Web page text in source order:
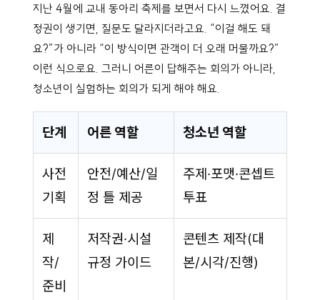
지난 4월에 교내 동아리 축제를 보면서 다시 느꼈어요. 결
정권이 생기면, 질문도 달라지더라고요. “이걸 해도 돼
요?”가 아니라 “이 방식이면 관객이 더 오래 머물까요?”
이런 식으로요. 그러니 어른이 답해주는 회의가 아니라,
청소년이 실험하는 회의가 되게 해야 해요.
단계 어른 역할 청소년 역할
사전
기획
안전/예산/일
정 틀 제공
주제·포맷·콘셉트
투표
제
작/
준비
저작권·시설
규정 가이드
콘텐츠 제작(대
본/시각/진행)